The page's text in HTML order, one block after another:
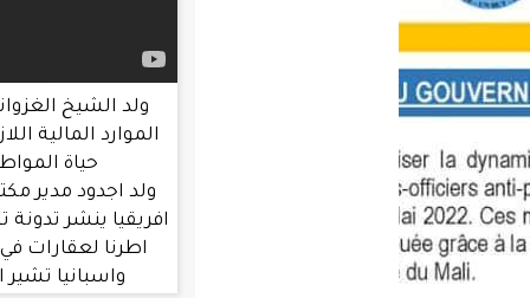
ولد الشيخ الغزواني : الحكومة عبأت
الموارد المالية اللازمة لتحسين ظروف
حياة المواطنين في جول
ولد اجدود مدير مكتب العربية في غرب
افريقيا ينشر تدونة تشير الي تملك بعض
اطرنا لعقارات في دول مثل المغرب
واسبانيا تشير الي اختلاس بين